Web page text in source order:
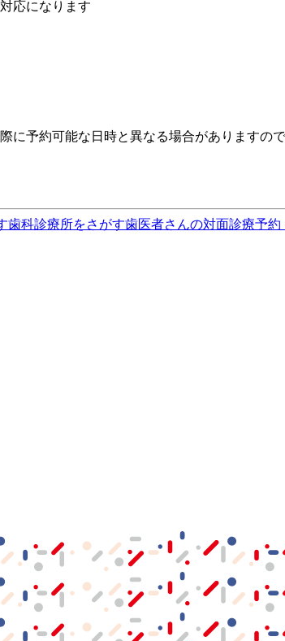
応になります
予約可能な日時と異なる場合がありますの
歯科診療所をさがす歯医者さんの対面診療予